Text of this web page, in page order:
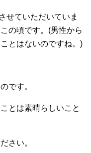
せていただいていま
の頃です。(男性から
とはないのですね。)
です。
とは素晴らしいこと
さい。